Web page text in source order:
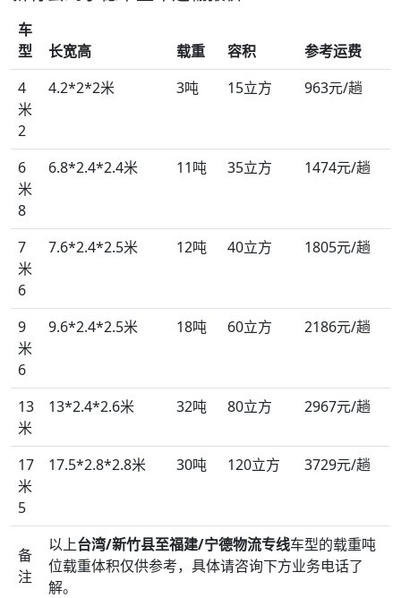
车
型
长宽高 载重 容积
参考运费
4
米
2
4.2*2*2米 3吨 15立方 963元/趟
6
米
8
6.8*2.4*2.4米 11吨 35立方 1474元/趟
7
米
6
7.6*2.4*2.5米 12吨 40立方 1805元/趟
9
米
6
9.6*2.4*2.5米 18吨 60立方 2186元/趟
13
米
13*2.4*2.6米 32吨 80立方 2967元/趟
17
米
5
17.5*2.8*2.8米 30吨 120立方 3729元/趟
备
注
以上台湾/新竹县至福建/宁德物流专线车型的载重吨
位载重体积仅供参考，具体请咨询下方业务电话了
解。